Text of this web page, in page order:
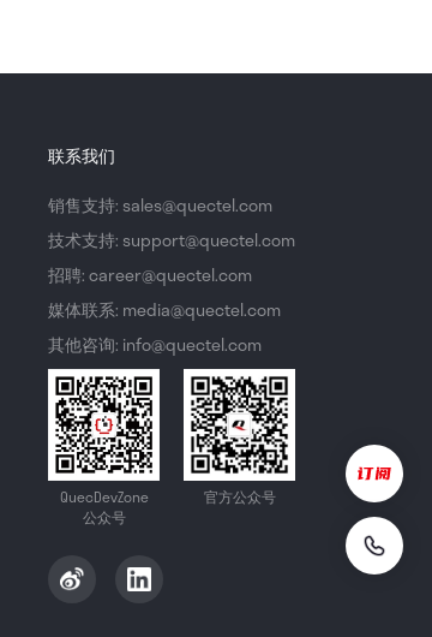
联系我们
销售支持: sales@quectel.com
技术支持: support@quectel.com
招聘: career@quectel.com
媒体联系: media@quectel.com
其他咨询: info@quectel.com
QuecDevZone
公众号
官方公众号